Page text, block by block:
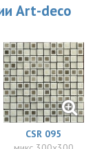
Art-deco
CSR 095